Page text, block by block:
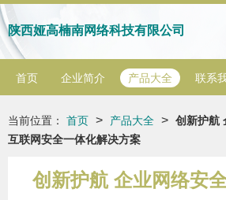
陕西娅高楠南网络科技有限公司
首页 企业简介 产品大全 联系
当前位置： 首页 > 产品大全 > 创新护航
互联网安全一体化解决方案
创新护航 企业网络安